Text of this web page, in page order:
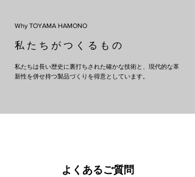
Why TOYAMA HAMONO
私 た ち が つ く る も の
私たちは長い歴史に裏打ちされた確かな技術と、現代的な革
新性を併せ持つ製品づくりを得意としています。
​よくあるご質問